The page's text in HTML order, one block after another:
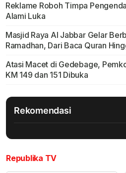
Reklame Roboh Timpa
Alami Luka
Masjid Raya Al Jabbar Gelar
Ramadhan, Dari Baca Quran
Atasi Macet di Gedebage,
KM 149 dan 151 Dibuka
Rekomendasi
Republika TV